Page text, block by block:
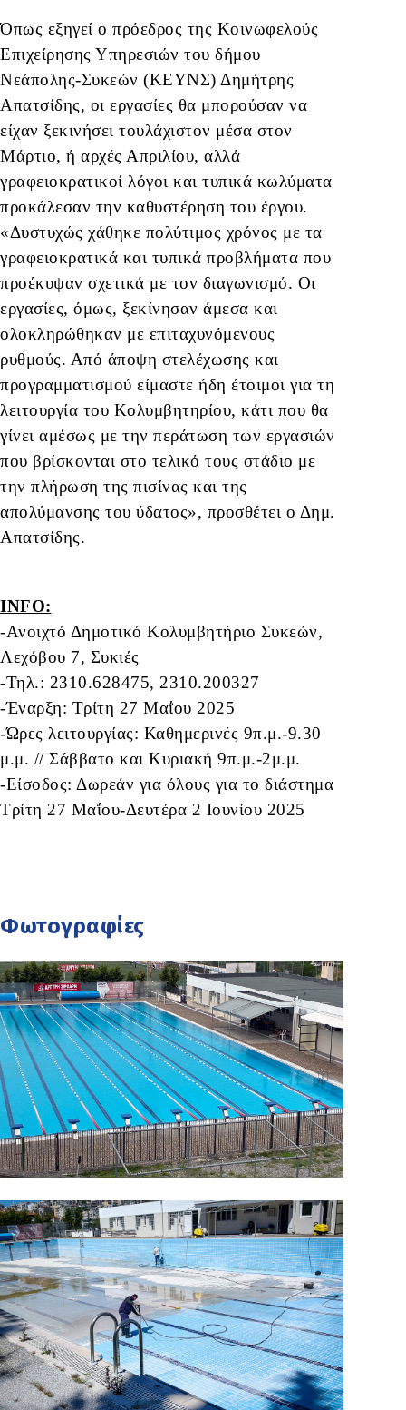
Όπως εξηγεί ο πρόεδρος της Κοινωφελούς
Επιχείρησης Υπηρεσιών του δήμου
Νεάπολης-Συκεών (ΚΕΥΝΣ) Δημήτρης
Απατσίδης, οι εργασίες θα μπορούσαν να
είχαν ξεκινήσει τουλάχιστον μέσα στον
Μάρτιο, ή αρχές Απριλίου, αλλά
γραφειοκρατικοί λόγοι και τυπικά κωλύματα
προκάλεσαν την καθυστέρηση του έργου.
«Δυστυχώς χάθηκε πολύτιμος χρόνος με τα
γραφειοκρατικά και τυπικά προβλήματα που
προέκυψαν σχετικά με τον διαγωνισμό. Οι
εργασίες, όμως, ξεκίνησαν άμεσα και
ολοκληρώθηκαν με επιταχυνόμενους
ρυθμούς. Από άποψη στελέχωσης και
προγραμματισμού είμαστε ήδη έτοιμοι για τη
λειτουργία του Κολυμβητηρίου, κάτι που θα
γίνει αμέσως με την περάτωση των εργασιών
που βρίσκονται στο τελικό τους στάδιο με
την πλήρωση της πισίνας και της
απολύμανσης του ύδατος», προσθέτει ο Δημ.
Απατσίδης.
INFO:
-Ανοιχτό Δημοτικό Κολυμβητήριο Συκεών,
Λεχόβου 7, Συκιές
-Τηλ.: 2310.628475, 2310.200327
-Έναρξη: Τρίτη 27 Μαΐου 2025
-Ώρες λειτουργίας: Καθημερινές 9π.μ.-9.30
μ.μ. // Σάββατο και Κυριακή 9π.μ.-2μ.μ.
-Είσοδος: Δωρεάν για όλους για το διάστημα
Τρίτη 27 Μαΐου-Δευτέρα 2 Ιουνίου 2025
Φωτογραφίες